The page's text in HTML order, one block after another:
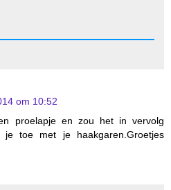
om 10:52
proelapje en zou het in vervolg
je toe met je haakgaren.Groetjes